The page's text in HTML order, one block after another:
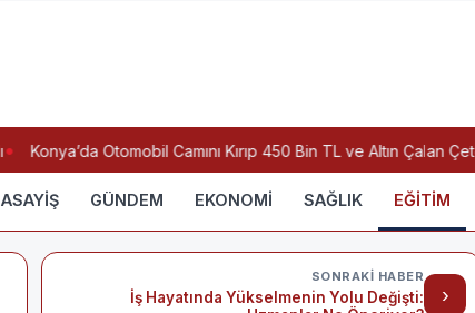
Konya’da Otomobil Camını Kırıp 450 Bin TL ve Altın Çalan
ASAYİŞ GÜNDEM EKONOMİ SAĞLIK EĞİTİM
›
SONRAKI HABER
İş Hayatında Yükselmenin Yolu Değişti: